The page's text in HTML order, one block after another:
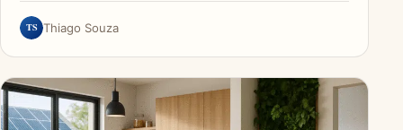
TS Thiago Souza